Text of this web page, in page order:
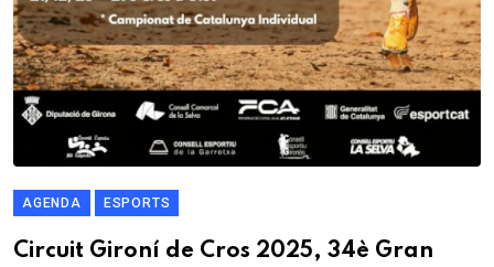
AGENDA ESPORTS
Circuit Gironí de Cros 2025, 34è Gran